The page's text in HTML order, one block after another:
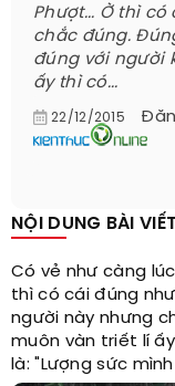
Phượt... Ờ thì
chắc đúng.
đúng với người
ấy thì có...
22/12/2015
NỘI DUNG BÀI VIẾT
Có vẻ như càng
thì có cái đúng
người này nhưng
muôn vàn triết lí
là: "Lượng sức